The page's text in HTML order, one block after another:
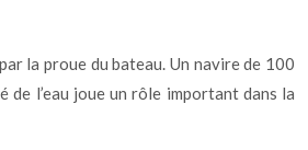
la proue du bateau. Un navire de 100
l’eau joue un rôle important dans la